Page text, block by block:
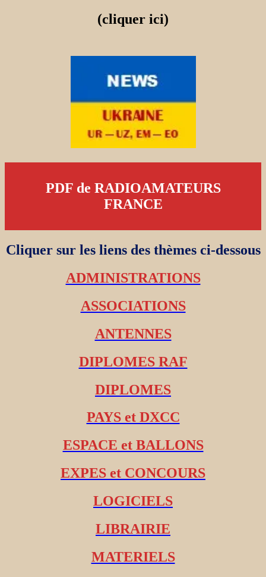
(cliquer ici)
PDF de RADIOAMATEURS
FRANCE
Cliquer sur les liens des thèmes ci-dessous
ADMINISTRATIONS
ASSOCIATIONS
ANTENNES
DIPLOMES RAF
DIPLOMES
PAYS et DXCC
ESPACE et BALLONS
EXPES et CONCOURS
LOGICIELS
LIBRAIRIE
MATERIELS